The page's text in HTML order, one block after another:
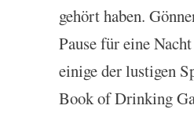
gehört haben.
Pause für eine
einige der lustigen
Book of Drinking